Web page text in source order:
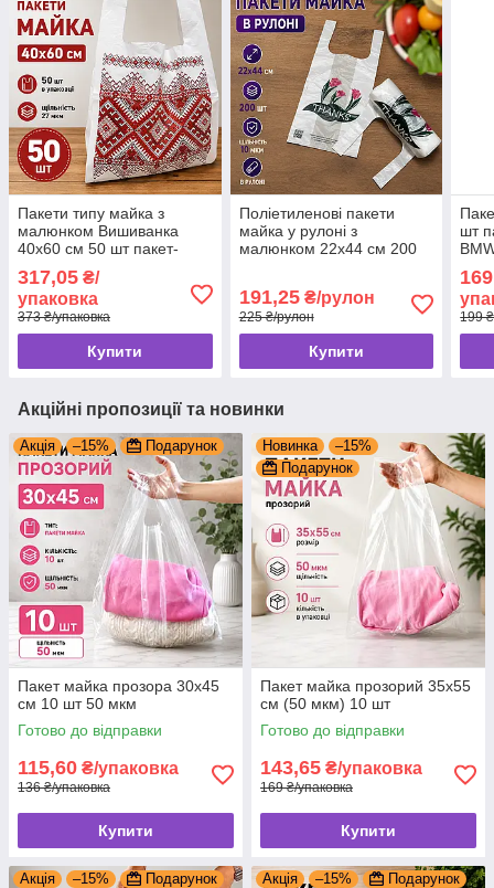
Пакети типу майка з
малюнком Вишиванка
40x60 см 50 шт пакет-
317,05 ₴/
упаковка
373 ₴/упаковка
Купити
Поліетиленові пакети
майка у рулоні з
малюнком 22x44 см 200
191,25₴/рулон
225 ₴/рулон
Купити
шт
199
Акційні пропозиції та новинки
Акція –15% Подарунок
Пакет майка прозора 30x45
см 10 шт 50 мкм
Готово до відправки
115,60 ₴/упаковка
136 ₴/упаковка
Купити
Новинка
–15%
Подарунок
Пакет майка прозорий 35x55
см (50 мкм) 10 шт
Готово до відправки
143,65 ₴/упаковка
169 ₴/упаковка
Купити
Акція –15% Подарунок Акція –15% Подарунок